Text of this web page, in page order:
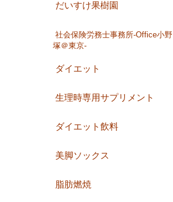
だいすけ果樹園
社会保険労務士事務所-Office小野
塚＠東京-
ダイエット
生理時専用サプリメント
ダイエット飲料
美脚ソックス
脂肪燃焼